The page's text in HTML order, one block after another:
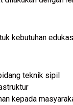
kebutuhan
teknik sipil
kepada